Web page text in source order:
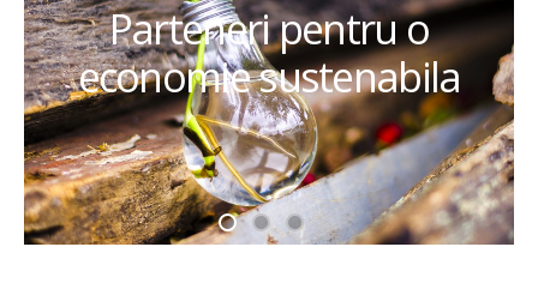
Parteneri pentru o
economie sustenabila